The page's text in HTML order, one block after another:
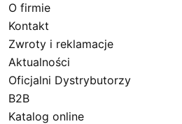
O firmie
Kontakt
Zwroty i reklamacje
Aktualności
Oficjalni Dystrybutorzy
B2B
Katalog online